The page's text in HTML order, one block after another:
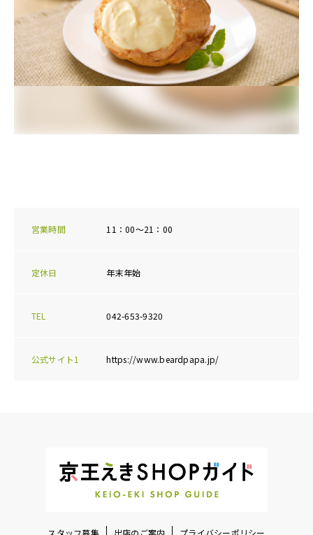
営業時間 11：00～21：00
定休日 年末年始
TEL 042-653-9320
公式サイト1 https://www.beardpapa.jp/
スタッフ募集 出店のご案内 プライバシーポリシー